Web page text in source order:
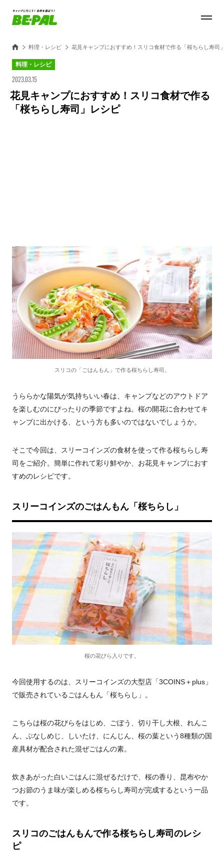
料理・レシピ 花見キャンプにおすすめ！スリコ食材で作る「桜ちらし寿司
料理・レシピ
2023.03.15
花見キャンプにおすすめ！スリコ食材で作る
「桜ちらし寿司」レシピ
スリコの「ごはんもん」で作る桜ちらし寿司。
うららかな陽気が気持ちいい春は、キャンプなどのアウトドア
を楽しむのにぴったりの季節ですよね。桜の開花に合わせてキ
ャンプに出かける、という方も多いのではないでしょうか。
そこで今回は、スリーコインズの食材を使って作る桜ちらし寿
司をご紹介。簡単に作れて彩り鮮やか、お花見キャンプにおす
すめのレシピです。
スリーコインズのごはんもん「桜ちらし」
桜の花びら入りです。
今回使用するのは、スリーコインズの大型店「3COINS＋plus」
で販売されているごはんもん「桜ちらし」。
こちらは桜の花びらをはじめ、ごぼう、切り干し大根、れんこ
ん、ぶなしめじ、しいたけ、にんじん、桜の葉という8種類の国
産具材が配合された混ぜごはんの素。
炊きあがった白いごはんに混ぜるだけで、桜の香り、昆布やか
つお節のうま味が楽しめる桜ちらし寿司が完成するという一品
です。
スリコのごはんもんで作る桜ちらし寿司のレシ
ピ